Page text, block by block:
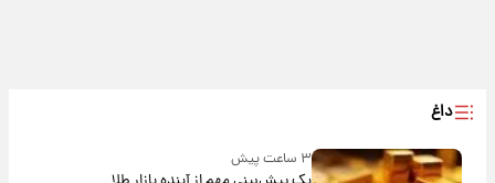
داغ
۳ ساعت پیش